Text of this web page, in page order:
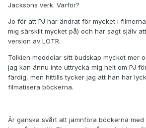
Jacksons verk. Varför?
Jo för att PJ har ändrat för mycket i
mig särskilt mycket på) och har sagt själv
version av LOTR.
Tolkien meddelar sitt budskap mycket mer
jag kan ännu inte uttrycka mig helt om PJ
färdig, men hittills tycker jag att han har
filmatisera böckerna.
Är ganska svårt att jämnföra böckerna